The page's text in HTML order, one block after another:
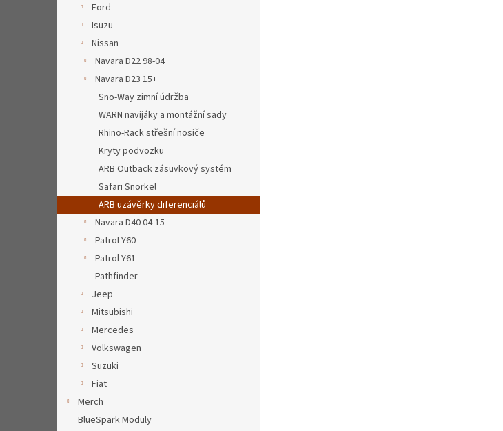
Ford
Isuzu
Nissan
Navara D22 98-04
Navara D23 15+
Sno-Way zimní údržba
WARN navijáky a montážní sady
Rhino-Rack střešní nosiče
Kryty podvozku
ARB Outback zásuvkový systém
Safari Snorkel
ARB uzávěrky diferenciálů
Navara D40 04-15
Patrol Y60
Patrol Y61
Pathfinder
Jeep
Mitsubishi
Mercedes
Volkswagen
Suzuki
Fiat
Merch
BlueSpark Moduly